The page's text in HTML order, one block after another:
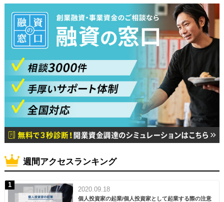
週間アクセスランキング
2020.09.18
個人投資家の起業/個人投資家として起業する際の注意